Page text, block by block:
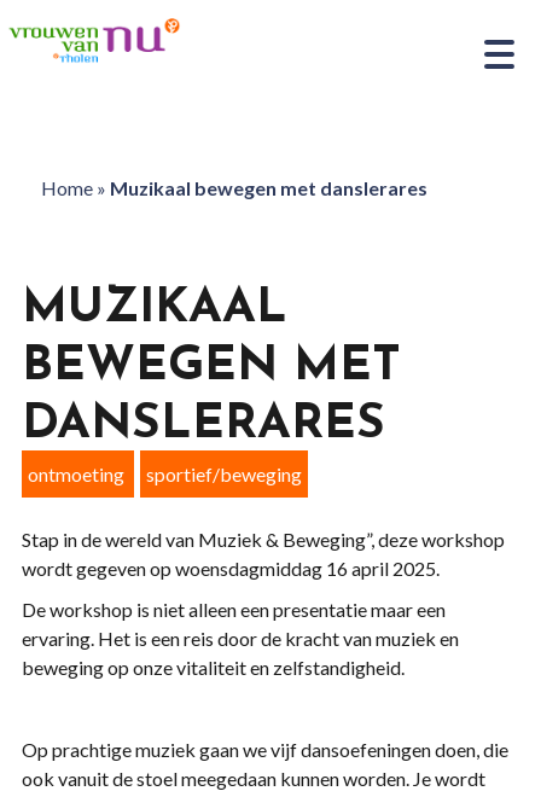
Home» Muzikaal bewegen met danslerares
MUZIKAAL
BEWEGEN MET
DANSLERARES
ontmoeting sportief/beweging
Stap in de wereld van Muziek & Beweging”, deze workshop
wordt gegeven op woensdagmiddag 16 april 2025.
De workshop is niet alleen een presentatie maar een
ervaring. Het is een reis door de kracht van muziek en
beweging op onze vitaliteit en zelfstandigheid.
Op prachtige muziek gaan we vijf dansoefeningen doen, die
ook vanuit de stoel meegedaan kunnen worden. Je wordt